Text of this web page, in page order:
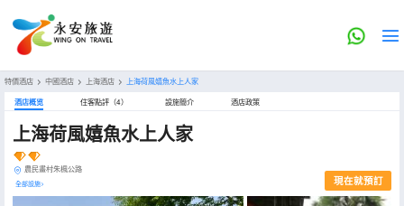
特價酒店 > 中國酒店 > 上海酒店 > 上海荷風嬉魚水上人家
酒店概览 住客點評（4） 設施簡介 酒店政策
上海荷風嬉魚水上人家
農民畫村朱楓公路
全部設施> 現在就預訂